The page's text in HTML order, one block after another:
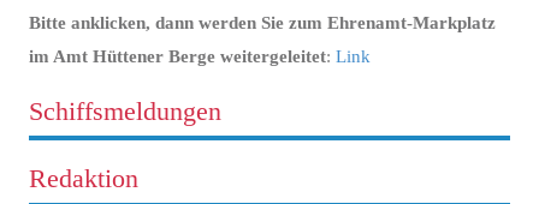
Bitte anklicken, dann werden Sie zum Ehrenamt-Markplatz
im Amt Hüttener Berge weitergeleitet: Link
Schiffsmeldungen
Redaktion